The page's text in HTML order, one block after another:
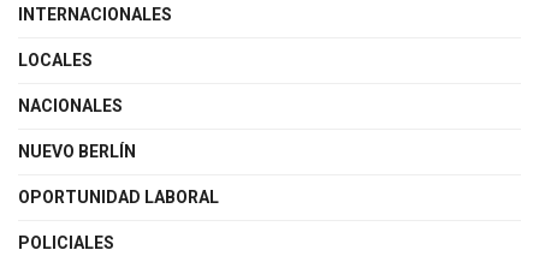
INTERNACIONALES
LOCALES
NACIONALES
NUEVO BERLÍN
OPORTUNIDAD LABORAL
POLICIALES